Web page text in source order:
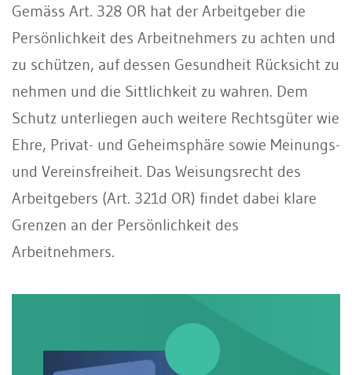
Gemäss Art. 328 OR hat der Arbeitgeber die
Persönlichkeit des Arbeitnehmers zu achten und
zu schützen, auf dessen Gesundheit Rücksicht zu
nehmen und die Sittlichkeit zu wahren. Dem
Schutz unterliegen auch weitere Rechtsgüter wie
Ehre, Privat- und Geheimsphäre sowie Meinungs-
und Vereinsfreiheit. Das Weisungsrecht des
Arbeitgebers (Art. 321d OR) findet dabei klare
Grenzen an der Persönlichkeit des
Arbeitnehmers.